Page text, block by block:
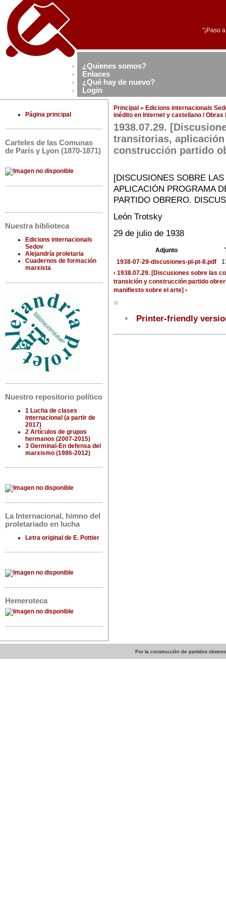
"¡Paso
¿Quienes somos?
Enlaces
¿Qué hay de nuevo?
Login
Página principal
Carteles de las Comunas
de París y Lyon (1870-1871)
Nuestra biblioteca
Edicions internacionals
Sedov
Alejandría proletaria
Cuadernos de formación
marxista
Nuestro repositorio político
1 Lucha de clases
internacional (a partir de
2017)
2 Artículos de grupos
hermanos (2007-2015)
3 Germinal-En defensa del
marxismo (1986-2012)
La Internacional, himno del
proletariado en lucha
Letra original de E. Pottier
Hemeroteca
Principal » Edicions internacionals
inédito en Internet y castellano / Obras
1938.07.29.
transitorias,
construcción partido
[DISCUSIONES SOBRE
APLICACIÓN PROGRAMA
PARTIDO OBRERO.
León Trotsky
29 de julio de 1938
Adjunto
1938-07-29-discusiones-pl-pt-8.pdf
‹ 1938.07.29. [Discusiones sobre las
transición y construcción partido
manifiesto sobre el arte] ›
»
Printer-friendly
Por la construcción de partidos